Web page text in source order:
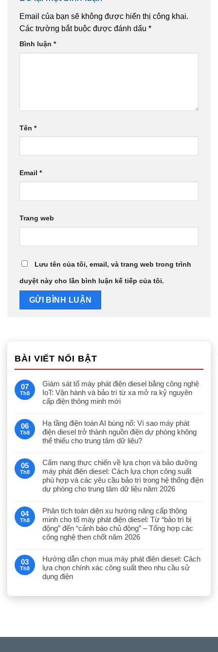
Email của bạn sẽ không được hiển thị công khai.
Các trường bắt buộc được đánh dấu *
Bình luận *
Tên *
Email *
Trang web
Lưu tên của tôi, email, và trang web trong trình
duyệt này cho lần bình luận kế tiếp của tôi.
BÀI VIẾT NỔI BẬT
07
Th8
Giám sát tổ máy phát điện diesel bằng công nghệ
IoT: Vận hành và bảo trì từ xa mở ra kỷ nguyên
cấp điện thông minh mới
06
Th8
Hạ tầng điện toán AI bùng nổ: Vì sao máy phát
điện diesel trở thành nguồn điện dự phòng không
thể thiếu cho trung tâm dữ liệu?
05
Th8
Cẩm nang thực chiến về lựa chọn và bảo dưỡng
máy phát điện diesel: Cách lựa chọn công suất
phù hợp và các yêu cầu bảo trì trong hệ thống điện
dự phòng cho trung tâm dữ liệu năm 2026
04
Th8
Phân tích toàn diện xu hướng nâng cấp thông
minh cho tổ máy phát điện diesel: Từ “bảo trì bị
động” đến “cảnh báo chủ động” – Tổng hợp các
công nghệ then chốt năm 2026
03
Th8
Hướng dẫn chọn mua máy phát điện diesel: Cách
lựa chọn chính xác công suất theo nhu cầu sử
dụng điện